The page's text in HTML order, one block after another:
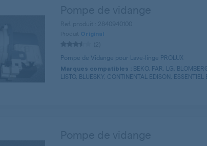
Original
Pompe de Vidange pour Lave-linge PROLUX
Marques compatibles : BEKO, FAR, LG,
LISTO, BLUESKY, CONTINENTAL EDISON, ESSENTIEL